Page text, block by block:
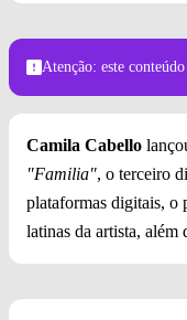
Atenção: este
Camila Cabello
"Familia", o terceiro
plataformas digitais, o
latinas da artista, além